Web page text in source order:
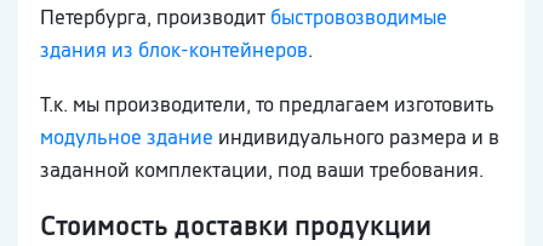
Петербурга, производит быстровозводимые
здания из блок-контейнеров.
Т.к. мы производители, то предлагаем изготовить
модульное здание индивидуального размера и в
заданной комплектации, под ваши требования.
Стоимость доставки продукции